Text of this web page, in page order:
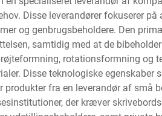
Disse leverandører fokuserer
og genbrugsbeholdere. Den
samtidig med at de
rotationsformning
Disse teknologiske
fra en leverandør af små
der kræver